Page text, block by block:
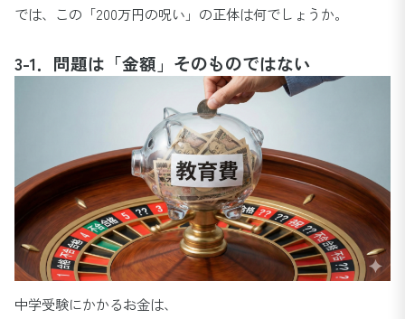
では、この「200万円の呪い」の正体は何でしょうか。
3-1．問題は「金額」そのものではない
中学受験にかかるお金は、